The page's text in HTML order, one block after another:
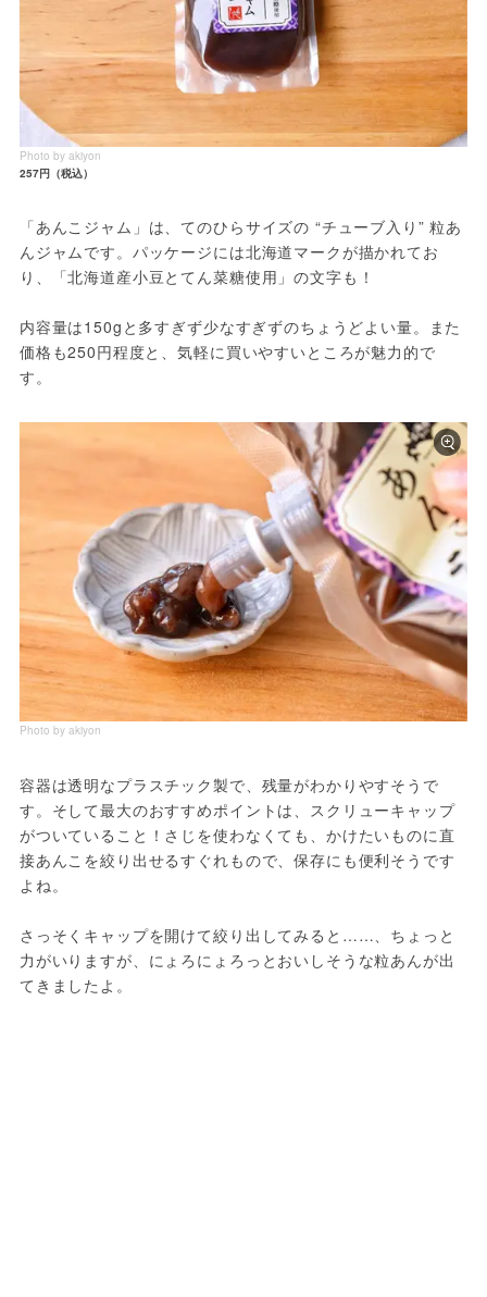
Photo by akiyon
257円（税込）
「あんこジャム」は、てのひらサイズの “チューブ入り” 粒あ
んジャムです。パッケージには北海道マークが描かれてお
り、「北海道産小豆とてん菜糖使用」の文字も！
内容量は150gと多すぎず少なすぎずのちょうどよい量。また
価格も250円程度と、気軽に買いやすいところが魅力的で
す。
Photo by akiyon
容器は透明なプラスチック製で、残量がわかりやすそうで
す。そして最大のおすすめポイントは、スクリューキャップ
がついていること！さじを使わなくても、かけたいものに直
接あんこを絞り出せるすぐれもので、保存にも便利そうです
よね。
さっそくキャップを開けて絞り出してみると……、ちょっと
力がいりますが、にょろにょろっとおいしそうな粒あんが出
てきましたよ。